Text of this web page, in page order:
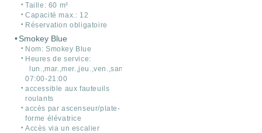
Taille: 60 m²
Capacité max.: 12
Réservation obligatoire
Smokey Blue
Nom: Smokey Blue
Heures de service:
lun.,mar.,mer.,jeu.,ven.,sam.
07:00-21:00
accessible aux fauteuils
roulants
accès par ascenseur/plate-
forme élévatrice
Accès via un escalier